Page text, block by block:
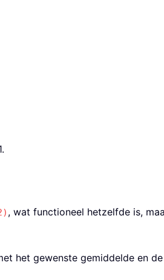
, wat functioneel hetzelfde is,
het gewenste gemiddelde en de